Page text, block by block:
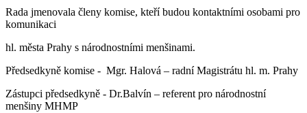
Rada jmenovala členy komise, kteří budou kontaktními osobami pro
komunikaci
hl. města Prahy s národnostními menšinami.
Předsedkyně komise - Mgr. Halová – radní Magistrátu hl. m. Prahy
Zástupci předsedkyně - Dr.Balvín – referent pro národnostní
menšiny MHMP